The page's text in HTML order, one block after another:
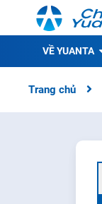
VỀ YUANTA
Trang chủ